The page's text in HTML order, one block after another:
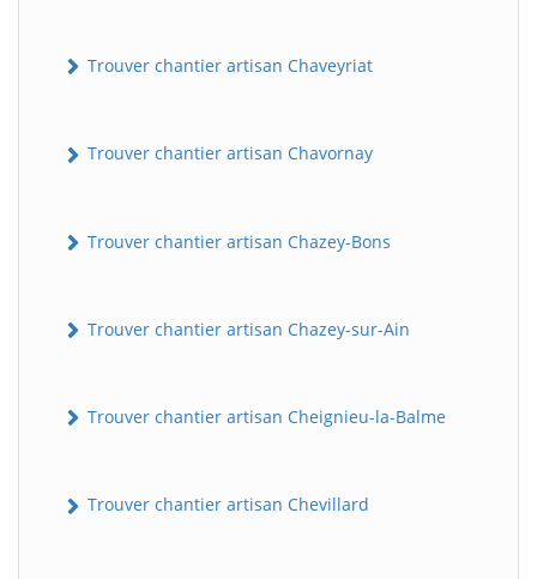
Trouver chantier artisan Chaveyriat
Trouver chantier artisan Chavornay
Trouver chantier artisan Chazey-Bons
Trouver chantier artisan Chazey-sur-Ain
Trouver chantier artisan Cheignieu-la-Balme
Trouver chantier artisan Chevillard